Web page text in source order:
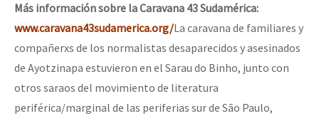
Más información sobre la Caravana 43 Sudamérica:
www.caravana43sudamerica.org/La caravana de familiares y
compañerxs de los normalistas desaparecidos y asesinados
de Ayotzinapa estuvieron en el Sarau do Binho, junto con
otros saraos del movimiento de literatura
periférica/marginal de las periferias sur de São Paulo,